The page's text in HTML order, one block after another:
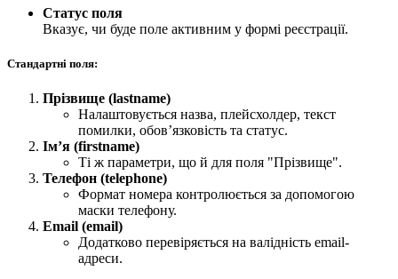
Статус поля
Вказує, чи буде поле активним у формі реєстрації.
Стандартні поля:
Прізвище (lastname)
Налаштовується назва, плейсхолдер, текст
помилки, обов’язковість та статус.
Ім’я (firstname)
Ті ж параметри, що й для поля "Прізвище".
Телефон (telephone)
Формат номера контролюється за допомогою
маски телефону.
Email (email)
Додатково перевіряється на валідність email-
адреси.